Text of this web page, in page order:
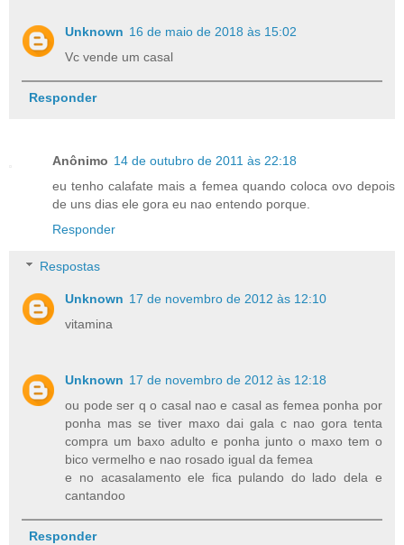
Unknown 16 de maio de 2018 às 15:02
Vc vende um casal
Responder
Anônimo 14 de outubro de 2011 às 22:18
eu tenho calafate mais a femea quando coloca ovo depois
de uns dias ele gora eu nao entendo porque.
Responder
Respostas
Unknown 17 de novembro de 2012 às 12:10
vitamina
Unknown 17 de novembro de 2012 às 12:18
ou pode ser q o casal nao e casal as femea ponha por
ponha mas se tiver maxo dai gala c nao gora tenta
compra um baxo adulto e ponha junto o maxo tem o
bico vermelho e nao rosado igual da femea
e no acasalamento ele fica pulando do lado dela e
cantandoo
Responder